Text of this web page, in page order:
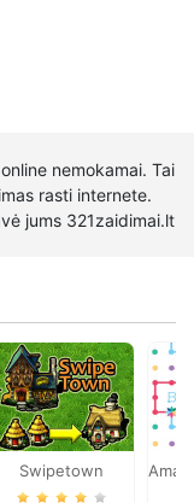
nemokamai. Tai
rasti internete.
jums 321zaidimai.lt
Swipetown